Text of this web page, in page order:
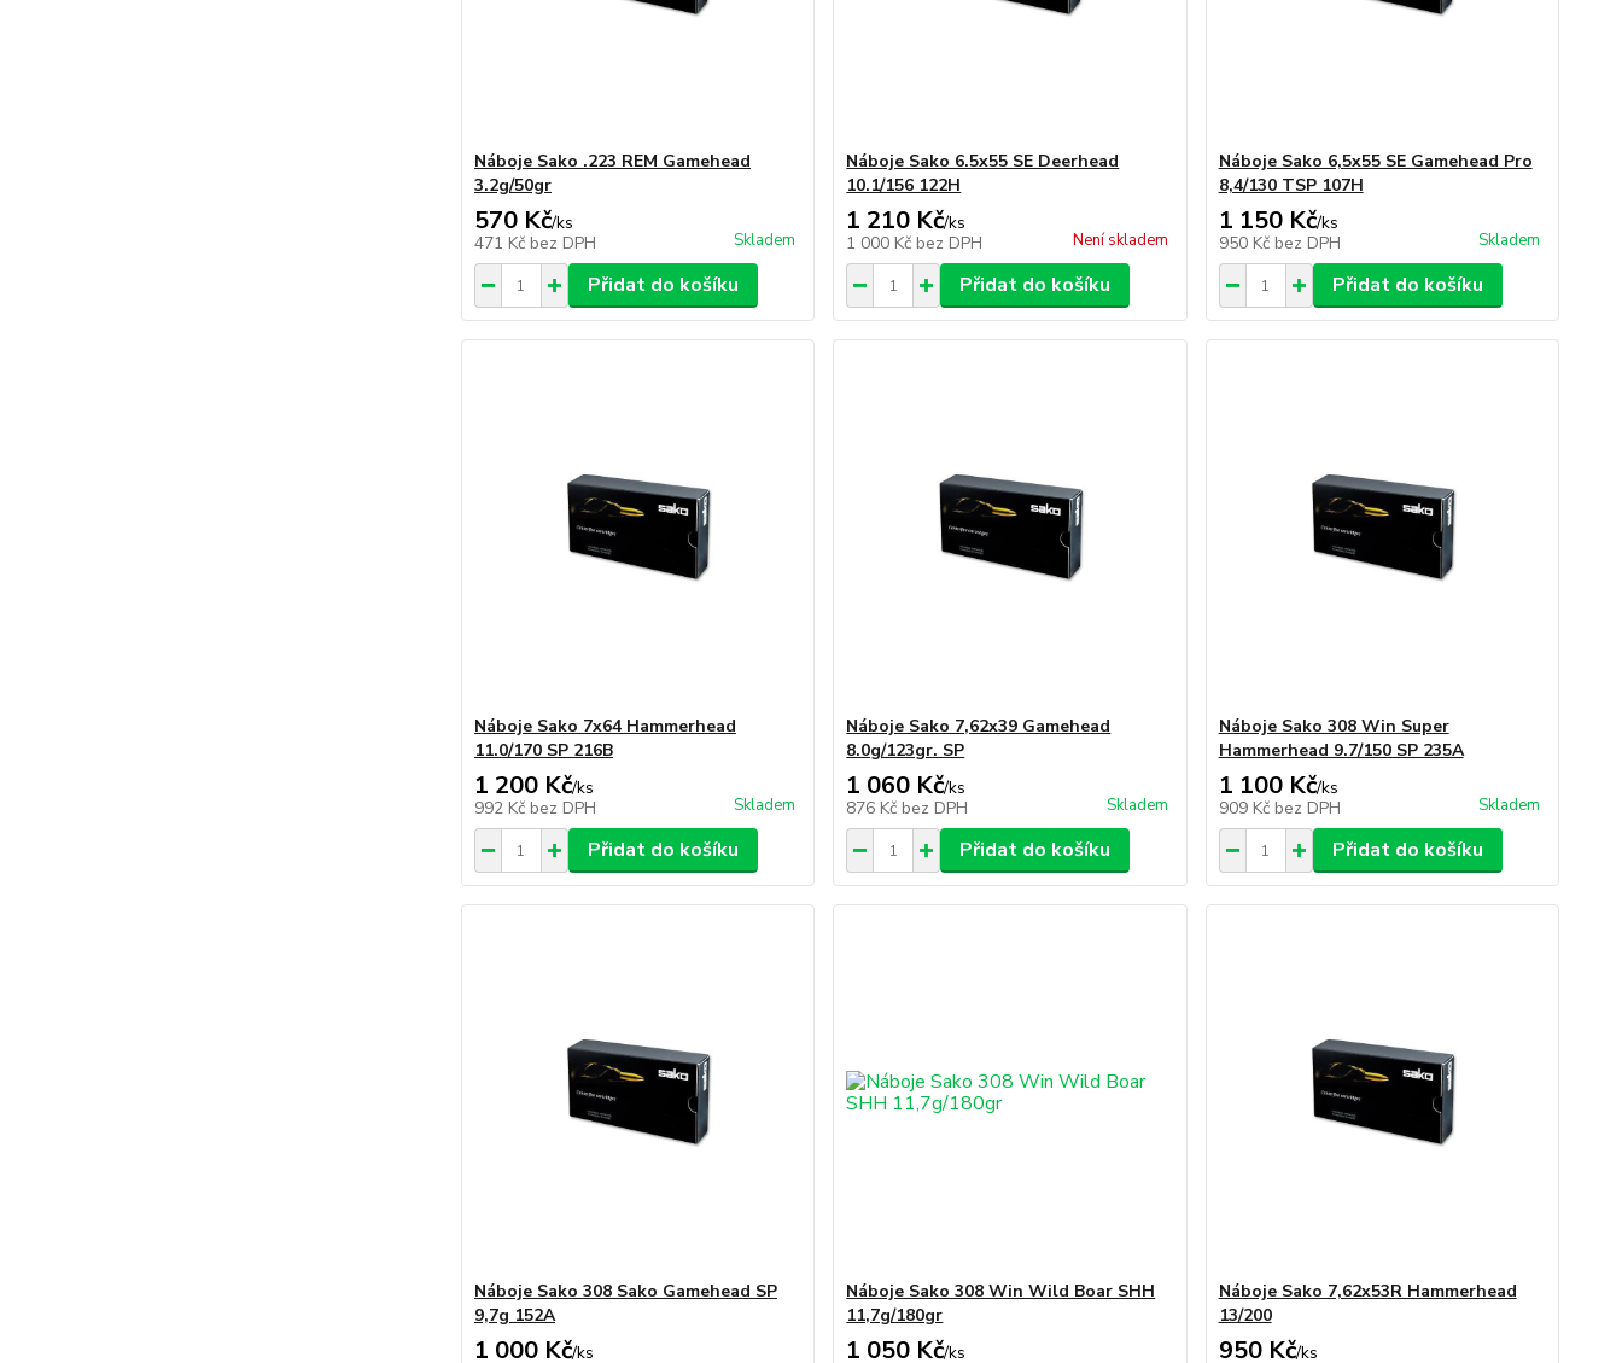
Náboje Sako .223 REM Gamehead
3.2g/50gr
570 Kč/ks
471 Kč bez DPH Skladem
Přidat do košíku
Náboje Sako 6.5x55 SE Deerhead
10.1/156 122H
1 210 Kč/ks
1 000 Kč bez DPH Není skladem
Přidat do košíku
Náboje Sako 6,5x55 SE Gamehead Pro
8,4/130 TSP 107H
1 150 Kč/ks
950 Kč bez DPH Skladem
Přidat do košíku
Náboje Sako 7x64 Hammerhead
11.0/170 SP 216B
1 200 Kč/ks
992 Kč bez DPH Skladem
Přidat do košíku
Náboje Sako 7,62x39 Gamehead
8.0g/123gr. SP
1 060 Kč/ks
876 Kč bez DPH Skladem
Přidat do košíku
Náboje Sako 308 Win Super
Hammerhead 9.7/150 SP 235A
1 100 Kč/ks
909 Kč bez DPH Skladem
Přidat do košíku
Náboje Sako 308 Sako Gamehead SP
9,7g 152A
1 000 Kč/ks
Náboje Sako 308 Win Wild Boar SHH
11,7g/180gr
1 050 Kč/ks
Náboje Sako 7,62x53R Hammerhead
13/200
950 Kč/ks